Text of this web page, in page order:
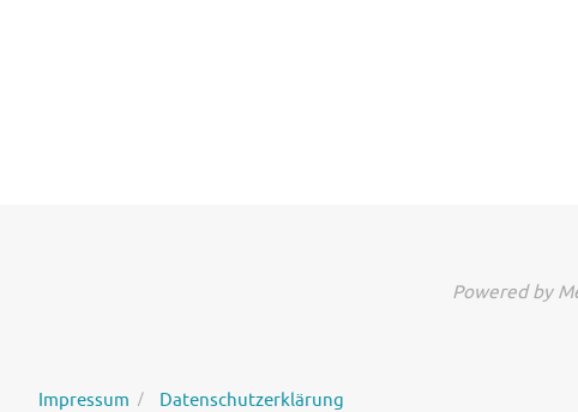
Powered by
Impressum Datenschutzerklärung